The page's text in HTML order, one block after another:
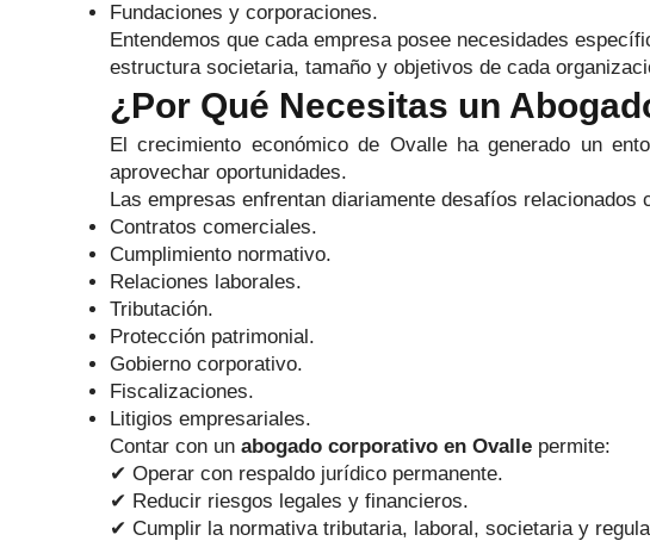
Fundaciones y corporaciones.
Entendemos que cada empresa posee necesidades
estructura societaria, tamaño y objetivos de cada
¿Por Qué Necesitas un
El crecimiento económico de Ovalle ha generado un
aprovechar oportunidades.
Las empresas enfrentan diariamente desafíos relacionados
Contratos comerciales.
Cumplimiento normativo.
Relaciones laborales.
Tributación.
Protección patrimonial.
Gobierno corporativo.
Fiscalizaciones.
Litigios empresariales.
Contar con un abogado corporativo en Ovalle permite:
✔ Operar con respaldo jurídico permanente.
✔ Reducir riesgos legales y financieros.
✔ Cumplir la normativa tributaria, laboral, societaria y